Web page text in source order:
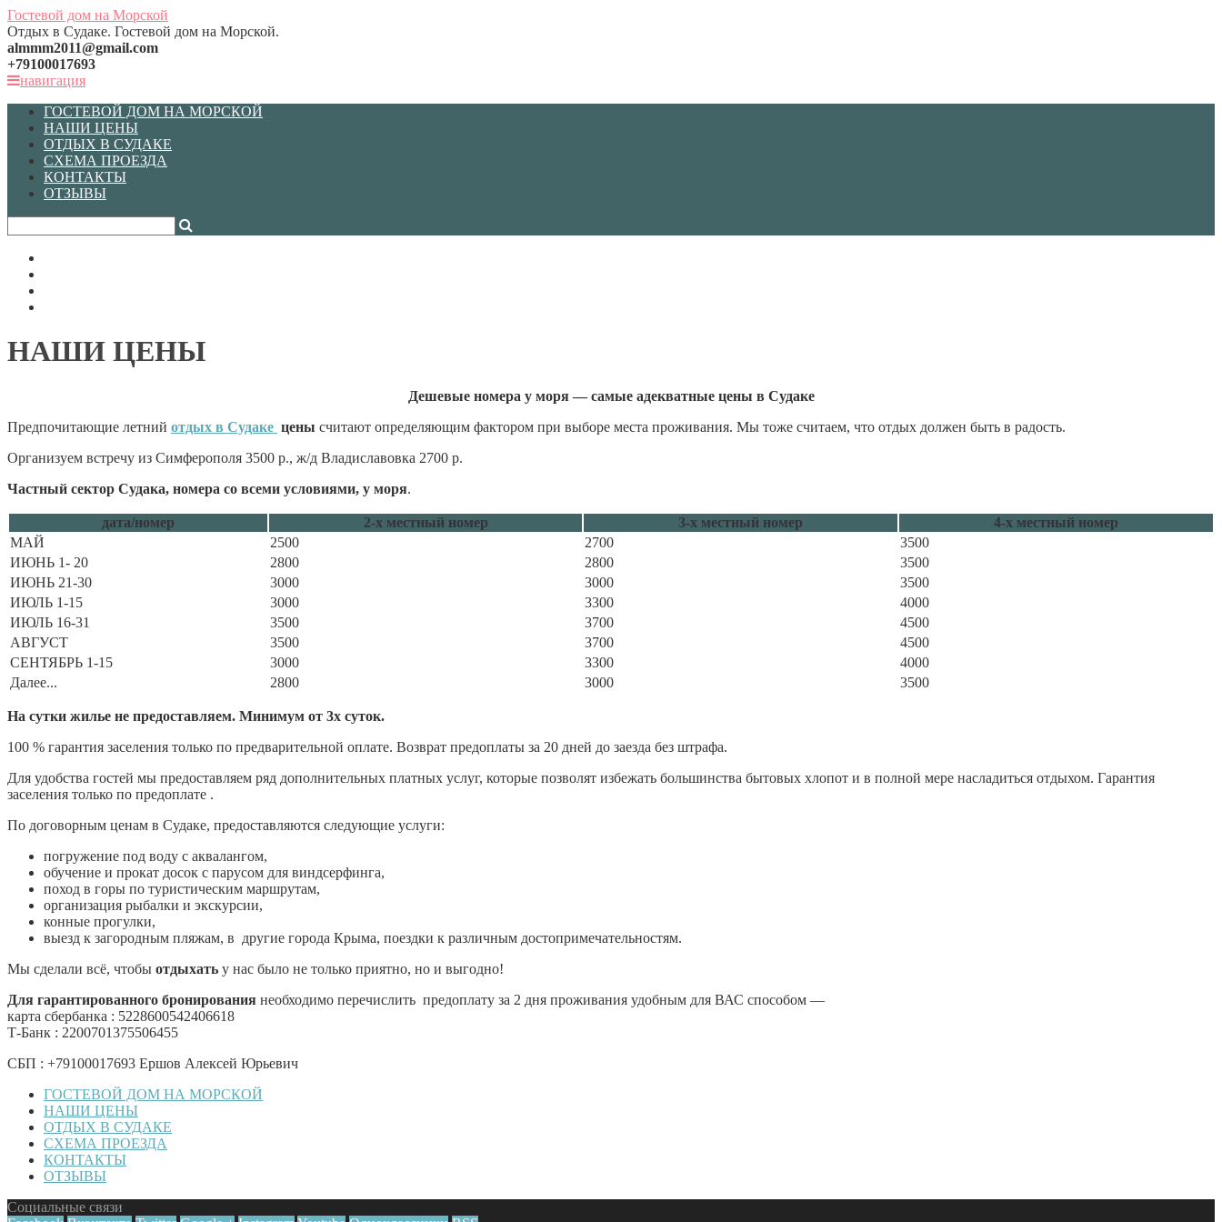
Гостевой дом на Морской
Отдых в Судаке. Гостевой дом на Морской.
almmm2011@gmail.com
+79100017693
навигация
ГОСТЕВОЙ ДОМ НА МОРСКОЙ
НАШИ ЦЕНЫ
ОТДЫХ В СУДАКЕ
СХЕМА ПРОЕЗДА
КОНТАКТЫ
ОТЗЫВЫ
НАШИ ЦЕНЫ
Дешевые номера у моря — самые адекватные цены в Судаке
Предпочитающие летний отдых в Судаке цены считают определяющим фактором при выборе места проживания. Мы тоже считаем, что отдых должен быть в радость.
Организуем встречу из Симферополя 3500 р., ж/д Владиславовка 2700 р.
Частный сектор Судака, номера со всеми условиями, у моря.
дата/номер 2-х местный номер 3-х местный номер
4-х местный номер
МАЙ
2500 2700
3500
ИЮНЬ 1- 20
2800 2800
3500
ИЮНЬ 21-30
3000 3000
3500
ИЮЛЬ 1-15
3000 3300
4000
ИЮЛЬ 16-31
3500 3700
4500
АВГУСТ
3500 3700
4500
СЕНТЯБРЬ 1-15
3000 3300
4000
Далее...
2800 3000 3500
На сутки жилье не предоставляем. Минимум от 3х суток.
100 % гарантия заселения только по предварительной оплате. Возврат предоплаты за 20 дней до заезда без штрафа.
Для удобства гостей мы предоставляем ряд дополнительных платных услуг, которые позволят избежать большинства бытовых хлопот и в полной мере насладиться отдыхом. Гарантия
заселения только по предоплате .
По договорным ценам в Судаке, предоставляются следующие услуги:
погружение под воду с аквалангом,
обучение и прокат досок с парусом для виндсерфинга,
поход в горы по туристическим маршрутам,
организация рыбалки и экскурсии,
конные прогулки,
выезд к загородным пляжам, в другие города Крыма, поездки к различным достопримечательностям.
Мы сделали всё, чтобы отдыхать у нас было не только приятно, но и выгодно!
Для гарантированного бронирования необходимо перечислить предоплату за 2 дня проживания удобным для ВАС способом —
карта сбербанка : 5228600542406618
Т-Банк : 2200701375506455
СБП : +79100017693 Ершов Алексей Юрьевич
ГОСТЕВОЙ ДОМ НА МОРСКОЙ
НАШИ ЦЕНЫ
ОТДЫХ В СУДАКЕ
СХЕМА ПРОЕЗДА
КОНТАКТЫ
ОТЗЫВЫ
Социальные связи